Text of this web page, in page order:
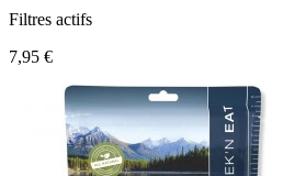
Filtres actifs
7,95 €